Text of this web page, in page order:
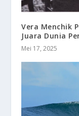
Vera Menchik
Juara Dunia
Mei 17, 2025